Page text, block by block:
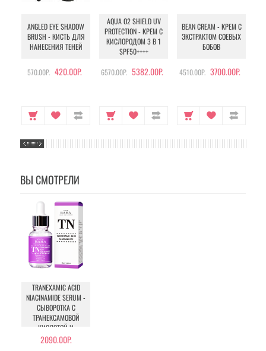
ANGLED EYE SHADOW
BRUSH - КИСТЬ ДЛЯ
НАНЕСЕНИЯ ТЕНЕЙ
570.00Р. 420.00Р.
AQUA O2 SHIELD UV
PROTECTION - КРЕМ С
КИСЛОРОДОМ 3 В 1
SPF50++++
6570.00Р. 5382.00Р.
BEAN CREAM - КРЕМ С
ЭКСТРАКТОМ СОЕВЫХ
БОБОВ
4510.00Р. 3700.00Р.
ВЫ СМОТРЕЛИ
TRANEXAMIC ACID
NIACINAMIDE SERUM -
СЫВОРОТКА С
ТРАНЕКСАМОВОЙ
КИСЛОТОЙ И
НИАЦИНАМИДОМ
2090.00Р.